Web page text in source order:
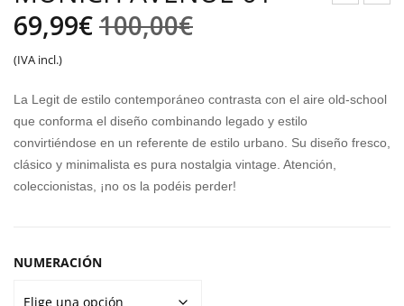
MA
BIT
OR
O
100,00€El
original
era:
100,00€.
69,99€
El
actual
es:
69,99€.
(IVA incl.)
La Legit de estilo contemporáneo contrasta con el aire old-school
que conforma el diseño combinando legado y estilo
convirtiéndose en un referente de estilo urbano. Su diseño fresco,
clásico y minimalista es pura nostalgia vintage. Atención,
coleccionistas, ¡no os la podéis perder!
NUMERACIÓN